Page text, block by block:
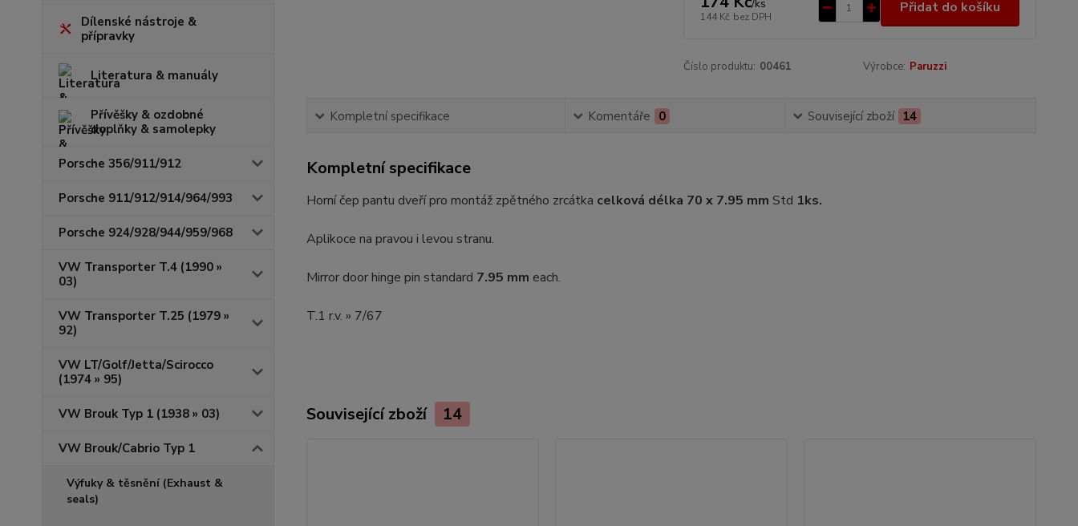
Dílenské nástroje &
přípravky
Literatura & manuály
Přívěšky & ozdobné
doplňky & samolepky
Porsche 356/911/912
Porsche 911/912/914/964/993
Porsche 924/928/944/959/968
VW Transporter T.4 (1990 »
03)
VW Transporter T.25 (1979 »
92)
VW LT/Golf/Jetta/Scirocco
(1974 » 95)
VW Brouk Typ 1 (1938 » 03)
VW Brouk/Cabrio Typ 1
Výfuky & těsnění (Exhaust &
seals)
/ks
144 Kč bez DPH
Přidat do košíku
Číslo produktu: 00461 Výrobce: Paruzzi
Kompletní specifikace Komentáře 0 Související zboží 14
Kompletní specifikace
Horní čep pantu dveří pro montáž zpětného zrcátka celková délka 70 x 7.95 mm Std 1ks.
Aplikoce na pravou i levou stranu.
Mirror door hinge pin standard 7.95 mm each.
T.1 r.v. » 7/67
Související zboží 14